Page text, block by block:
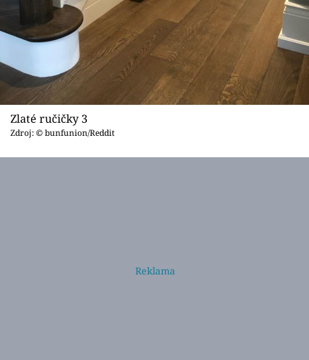
Zlaté ručičky 3
Zdroj: © bunfunion/Reddit